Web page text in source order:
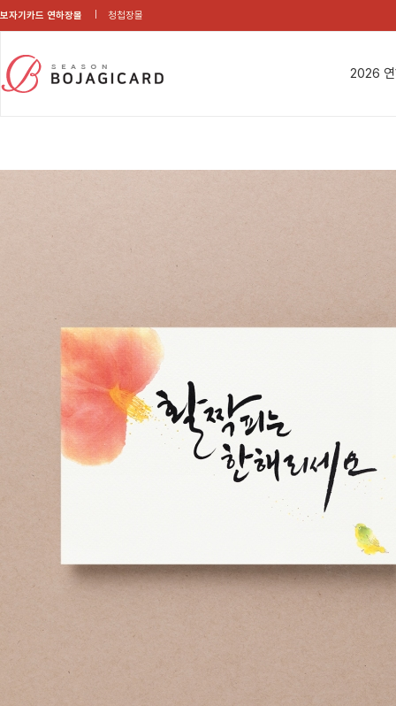
보자기카드 연하장몰 청첩장몰
2026